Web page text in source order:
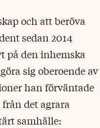
och att beröva
sedan 2014
på den inhemska
sig oberoende av
han förväntade
det agrara
samhälle: